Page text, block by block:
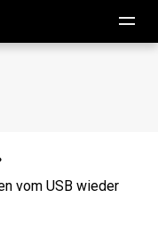
vom USB wieder